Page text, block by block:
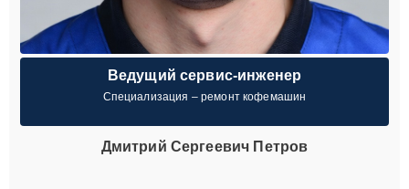
Ведущий сервис-инженер
Специализация – ремонт кофемашин
Дмитрий Сергеевич Петров